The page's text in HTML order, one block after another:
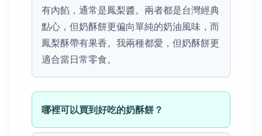
有內餡，通常是鳳梨醬。兩者都是台灣經典
點心，但奶酥餅更偏向單純的奶油風味，而
鳳梨酥帶有果香。我兩種都愛，但奶酥餅更
適合當日常零食。
哪裡可以買到好吃的奶酥餅？